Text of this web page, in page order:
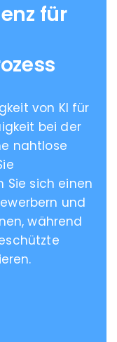
für
von KI für
bei der
nahtlose
Sie sich einen
und
während